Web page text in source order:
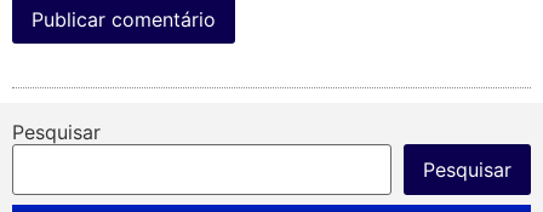
Pesquisar
Pesquisar